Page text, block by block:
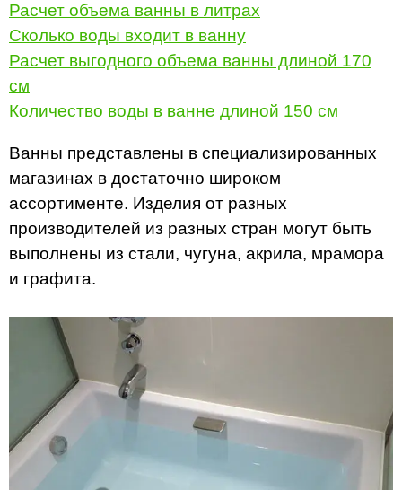
Расчет объема ванны в литрах
Сколько воды входит в ванну
Расчет выгодного объема ванны длиной 170
см
Количество воды в ванне длиной 150 см
Ванны представлены в специализированных
магазинах в достаточно широком
ассортименте. Изделия от разных
производителей из разных стран могут быть
выполнены из стали, чугуна, акрила, мрамора
и графита.